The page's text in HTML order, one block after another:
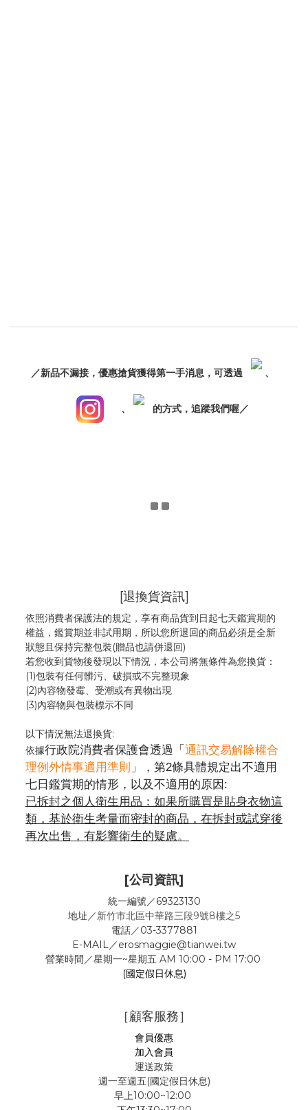
／新品不漏接，優惠搶貨獲得第一手消息，可透過 、
、 的方式，追蹤我們喔／
[退換貨資訊]
依照消費者保護法的規定，享有商品貨到日起七天鑑賞期的
權益，鑑賞期並非試用期，所以您所退回的商品必須是全新
狀態且保持完整包裝(贈品也請併退回)
若您收到貨物後發現以下情況，本公司將無條件為您換貨：
(1)包裝有任何髒污、破損或不完整現象
(2)內容物發霉、 受潮或有異物出現
(3)內容物與包裝標示不同
以下情況無法退換貨:
依據行政院消費者保護會透過「 通訊交易解除權合
理例外情事適用準則 」，第2條具體規定出不適用
七日鑑賞期的情形，以及不適用的原因:
已拆封之個人衛生用品：如果所購買是貼身衣物這
類，基於衛生考量而密封的商品，在拆封或試穿後
再次出售，有影響衛生的疑慮。
[公司資訊]
統一編號／69323130
地址／新竹市北區中華路三段9號8樓之5
電話／03-3377881
E-MAIL／erosmaggie@tianwei.tw
營業時間／星期一~星期五 AM 10:00 - PM 17:00
(國定假日休息)
［顧客服務］
會員優惠
加入會員
運送政策
週一至週五(國定假日休息)
早上10:00~12:00